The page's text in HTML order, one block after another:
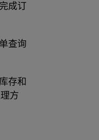
成订
查询
存和
方